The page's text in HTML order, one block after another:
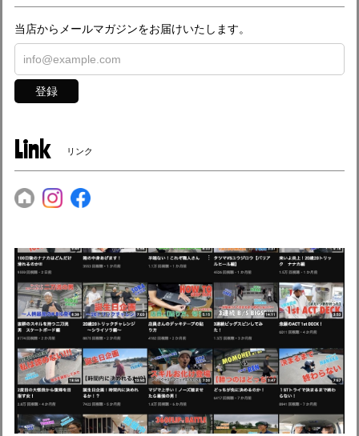
当店からメールマガジンをお届けいたします。
登録
Link リンク